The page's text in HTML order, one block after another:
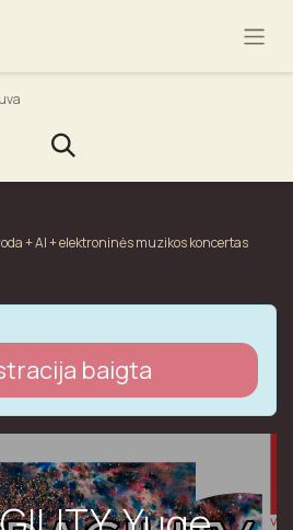
+ AI + elektroninės muzikos koncertas
baigta